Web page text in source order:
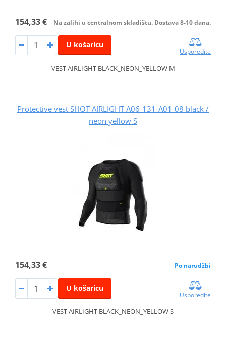
154,33 € Na zalihi u centralnom skladištu. Dostava 8-10 dana.
U košaricu
Usporedite
VEST AIRLIGHT BLACK_NEON_YELLOW M
Protective vest SHOT AIRLIGHT A06-131-A01-08 black /
neon yellow S
154,33 € Po narudžbi
U košaricu
Usporedite
VEST AIRLIGHT BLACK_NEON_YELLOW S